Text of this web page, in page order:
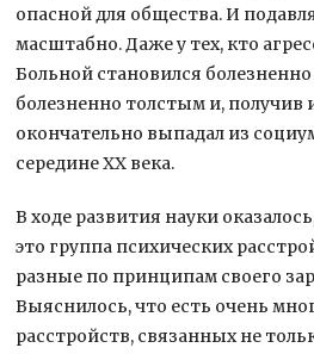
опасной для общества. И
масштабно. Даже у тех, кто
Больной становился
болезненно толстым и, получив
окончательно выпадал из
середине XX века.
В ходе развития науки
это группа психических
разные по принципам своего
Выяснилось, что есть очень
расстройств, связанных не